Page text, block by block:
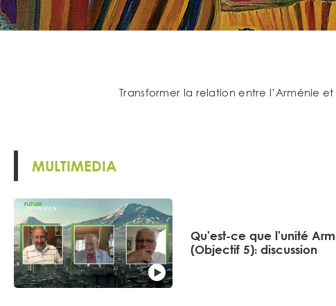
Transformer la relation entre l’Arménie
MULTIMEDIA
Qu'est-ce que l'unité
(Objectif 5)։ discussion